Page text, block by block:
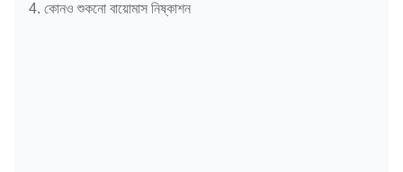
4. কোনও শুকনো বায়োমাস নিষ্কাশন